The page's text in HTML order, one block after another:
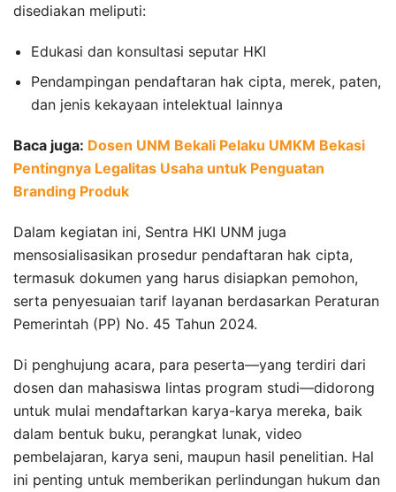
disediakan meliputi:
Edukasi dan konsultasi seputar HKI
Pendampingan pendaftaran hak cipta, merek, paten,
dan jenis kekayaan intelektual lainnya
Baca juga: Dosen UNM Bekali Pelaku UMKM Bekasi
Pentingnya Legalitas Usaha untuk Penguatan
Branding Produk
Dalam kegiatan ini, Sentra HKI UNM juga
mensosialisasikan prosedur pendaftaran hak cipta,
termasuk dokumen yang harus disiapkan pemohon,
serta penyesuaian tarif layanan berdasarkan Peraturan
Pemerintah (PP) No. 45 Tahun 2024.
Di penghujung acara, para peserta—yang terdiri dari
dosen dan mahasiswa lintas program studi—didorong
untuk mulai mendaftarkan karya-karya mereka, baik
dalam bentuk buku, perangkat lunak, video
pembelajaran, karya seni, maupun hasil penelitian. Hal
ini penting untuk memberikan perlindungan hukum dan